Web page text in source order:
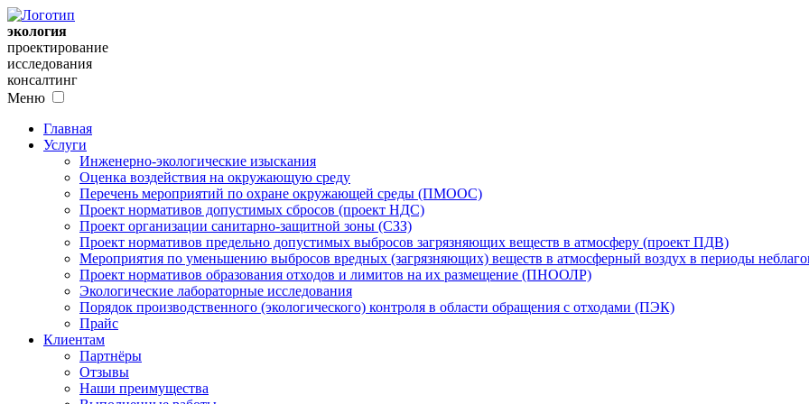
экология
проектирование
исследования
консалтинг
Меню
Главная
Услуги
Инженерно-экологические изыскания
Оценка воздействия на окружающую среду
Перечень мероприятий по охране окружающей среды (ПМООС)
Проект нормативов допустимых сбросов (проект НДС)
Проект организации санитарно-защитной зоны (СЗЗ)
Проект нормативов предельно допустимых выбросов загрязняющих веществ в атмосферу (проект ПДВ)
Мероприятия по уменьшению выбросов вредных (загрязняющих) веществ в атмосферный воздух в периоды
Проект нормативов образования отходов и лимитов на их размещение (ПНООЛР)
Экологические лабораторные исследования
Порядок производственного (экологического) контроля в области обращения с отходами (ПЭК)
Прайс
Клиентам
Партнёры
Отзывы
Наши преимущества